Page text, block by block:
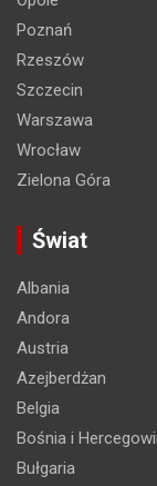
Poznań
Rzeszów
Szczecin
Warszawa
Wrocław
Zielona Góra
Świat
Albania
Andora
Austria
Azejberdżan
Belgia
Bośnia i
Bułgaria